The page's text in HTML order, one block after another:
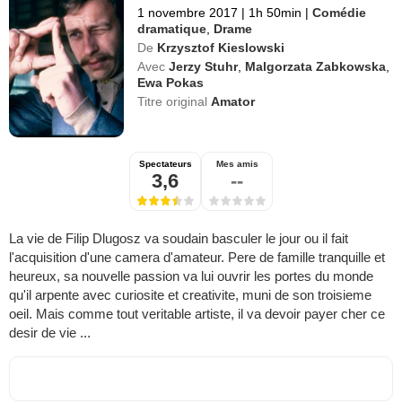
1 novembre 2017 | 1h 50min | Comédie
dramatique Drame
De Krzysztof Kieslowski
Avec Jerzy Stuhr, Malgorzata Zabkowska
Ewa Pokas
Titre originalAmator
Spectateurs
3,6
Mes amis
--
La vie de Filip Dlugosz va soudain basculer le jour ou il fait
l'acquisition d'une camera d'amateur. Pere de famille tranquille et
heureux, sa nouvelle passion va lui ouvrir les portes du monde
qu'il arpente avec curiosite et creativite, muni de son troisieme
oeil. Mais comme tout veritable artiste, il va devoir payer cher ce
desir de vie ...